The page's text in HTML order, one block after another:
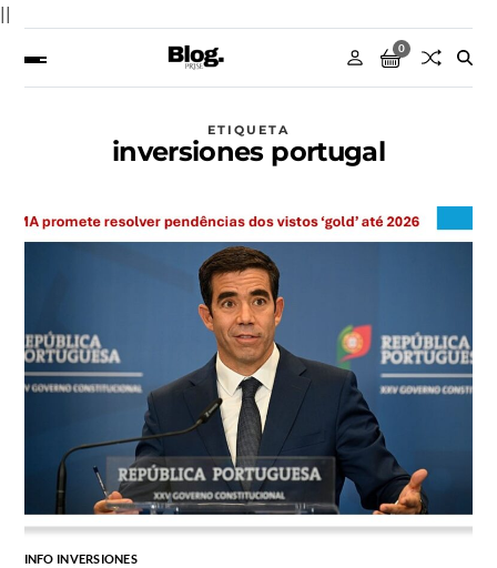
||
0
ETIQUETA
inversiones portugal
INFO INVERSIONES